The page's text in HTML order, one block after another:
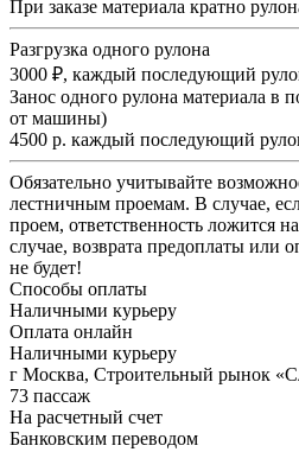
При заказе материала кратно
Разгрузка одного рулона
3000 ₽, каждый последующий
Занос одного рулона материала в
от машины)
4500 р. каждый последующий
Обязательно учитывайте
лестничным проемам. В случае,
проем, ответственность ложится
случае, возврата предоплаты или
не будет!
Способы оплаты
Наличными курьеру
Оплата онлайн
Наличными курьеру
г Москва, Строительный рынок
73 пассаж
На расчетный счет
Банковским переводом